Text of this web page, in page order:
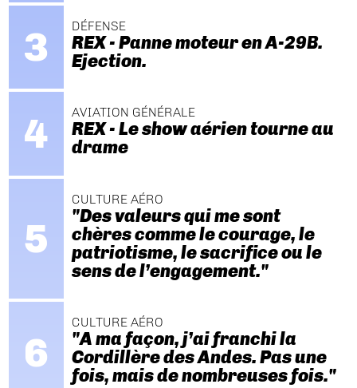
DÉFENSE
REX - Panne moteur en A-29B.
Ejection.
AVIATION GÉNÉRALE
REX - Le show aérien tourne au
drame
CULTURE AÉRO
"Des valeurs qui me sont
chères comme le courage, le
patriotisme, le sacrifice ou le
sens de l’engagement."
CULTURE AÉRO
"A ma façon, j’ai franchi la
Cordillère des Andes. Pas une
fois, mais de nombreuses fois."